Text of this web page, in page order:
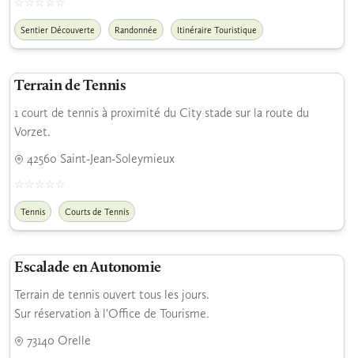
Sentier Découverte Randonnée Itinéraire Touristique
Terrain de Tennis
1 court de tennis à proximité du City stade sur la route du
Vorzet.
42560 Saint-Jean-Soleymieux
Tennis Courts de Tennis
Escalade en Autonomie
Terrain de tennis ouvert tous les jours.
Sur réservation à l'Office de Tourisme.
73140 Orelle